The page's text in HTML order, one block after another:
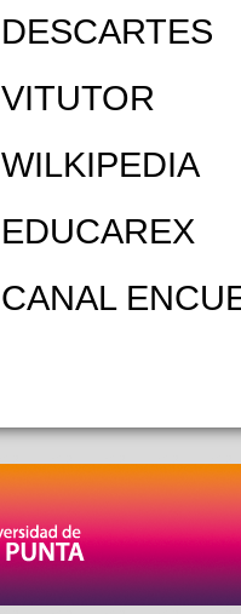
DESCARTES
VITUTOR
WILKIPEDIA
EDUCAREX
CANAL